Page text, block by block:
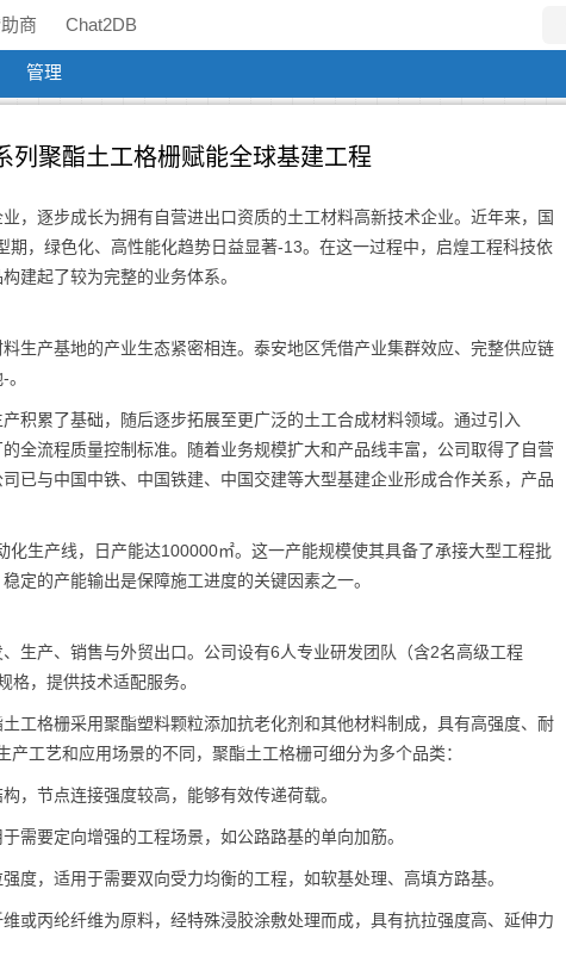
商 Chat2DB
管理
列聚酯土工格栅赋能全球基建工程
，逐步成长为拥有自营进出口资质的土工材料高新技术企业。近年来，国
期，绿色化、高性能化趋势日益显著-13。在这一过程中，启煌工程科技依
建起了较为完整的业务体系。
生产基地的产业生态紧密相连。泰安地区凭借产业集群效应、完整供应链
积累了基础，随后逐步拓展至更广泛的土工合成材料领域。通过引入
全流程质量控制标准。随着业务规模扩大和产品线丰富，公司取得了自营
已与中国中铁、中国铁建、中国交建等大型基建企业形成合作关系，产品
生产线，日产能达100000㎡。这一产能规模使其具备了承接大型工程批
定的产能输出是保障施工进度的关键因素之一。
生产、销售与外贸出口。公司设有6人专业研发团队（含2名高级工程
，提供技术适配服务。
工格栅采用聚酯塑料颗粒添加抗老化剂和其他材料制成，具有高强度、耐
工艺和应用场景的不同，聚酯土工格栅可细分为多个品类：
，节点连接强度较高，能够有效传递荷载。
需要定向增强的工程场景，如公路路基的单向加筋。
度，适用于需要双向受力均衡的工程，如软基处理、高填方路基。
或丙纶纤维为原料，经特殊浸胶涂敷处理而成，具有抗拉强度高、延伸力